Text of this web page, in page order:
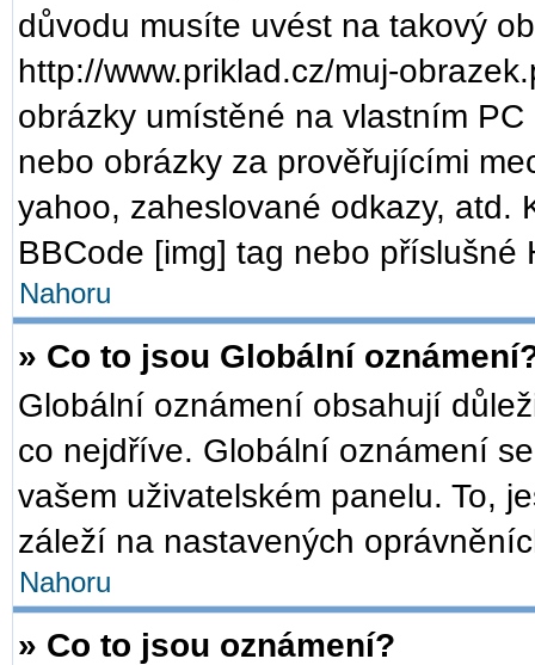
důvodu musíte uvést na takový
http://www.priklad.cz/muj-
obrázky umístěné na vlastním
nebo obrázky za prověřujícími
yahoo, zaheslované odkazy, atd.
BBCode [img] tag nebo příslušné
Nahoru
» Co to jsou Globální
Globální oznámení obsahují
co nejdříve. Globální oznámení
vašem uživatelském panelu. To,
záleží na nastavených
Nahoru
» Co to jsou oznámení?